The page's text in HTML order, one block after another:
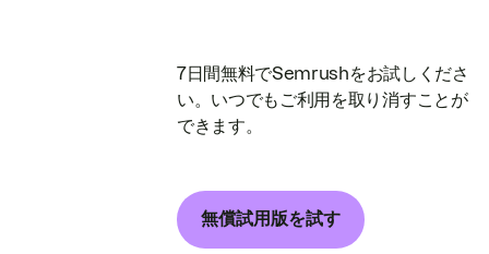
7日間無料でSemrushをお試しくださ
い。いつでもご利用を取り消すことが
できます。
無償試用版を試す